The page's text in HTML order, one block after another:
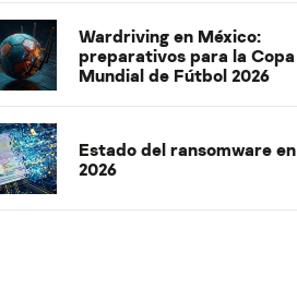
Wardriving en México:
preparativos para la Copa
Mundial de Fútbol 2026
Estado del ransomware en
2026